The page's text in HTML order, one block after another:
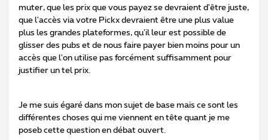
muter, que les prix que vous payez se devraient d'être juste,
que l'accès via votre Pickx devraient être une plus value
plus les grandes plateformes, qu'il leur est possible de
glisser des pubs et de nous faire payer bien moins pour un
accès que l'on utilise pas forcément suffisamment pour
justifier un tel prix.
Je me suis égaré dans mon sujet de base mais ce sont les
différentes choses qui me viennent en tête quant je me
poseb cette question en débat ouvert.